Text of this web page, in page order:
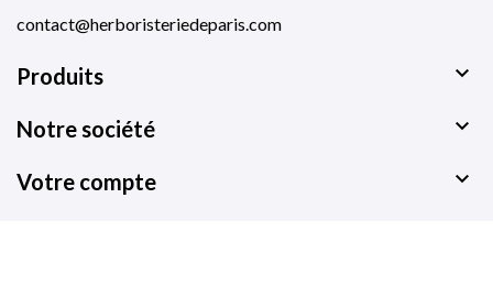
contact@herboristeriedeparis.com
Produits 
Notre société 
Votre compte 